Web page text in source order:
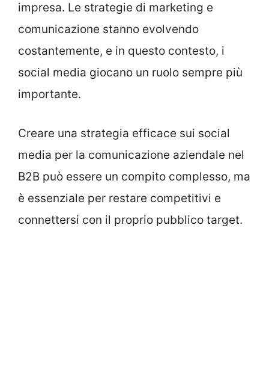
impresa. Le strategie di marketing e
comunicazione stanno evolvendo
costantemente, e in questo contesto, i
social media giocano un ruolo sempre più
importante.
Creare una strategia efficace sui social
media per la comunicazione aziendale nel
B2B può essere un compito complesso, ma
è essenziale per restare competitivi e
connettersi con il proprio pubblico target.